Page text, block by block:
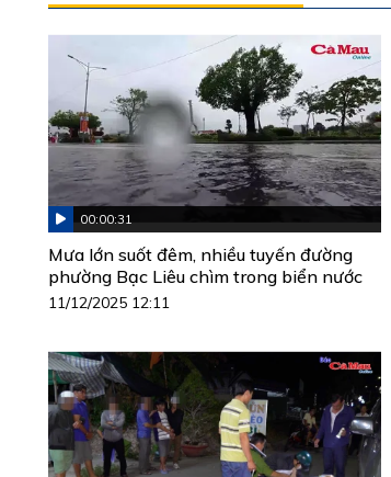
00:00:31
Mưa lớn suốt đêm, nhiều tuyến đường
phường Bạc Liêu chìm trong biển nước
11/12/2025 12:11